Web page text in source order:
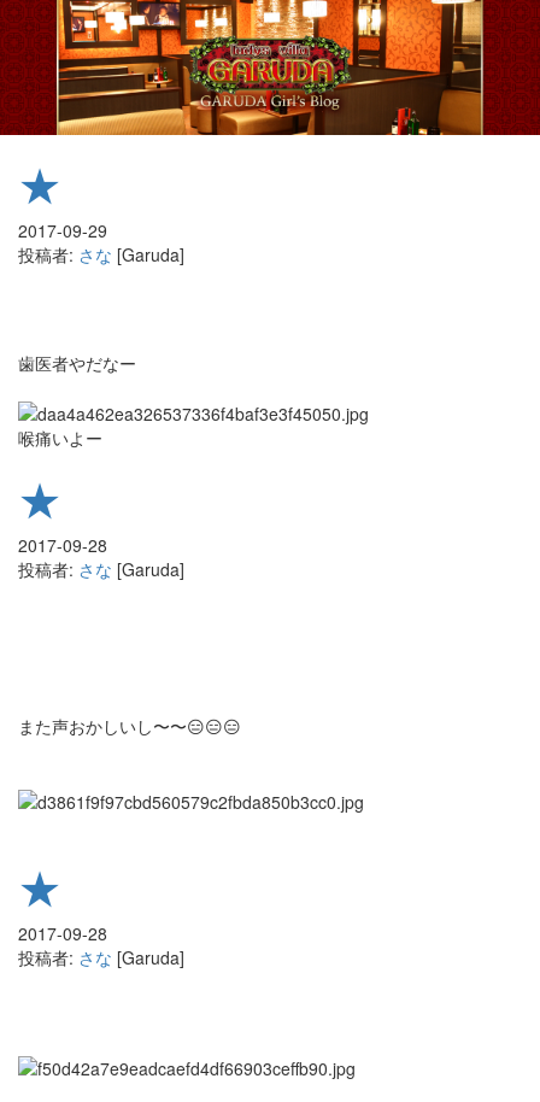
★
2017-09-29
投稿者: さな [Garuda]
歯医者やだなー
喉痛いよー
★
2017-09-28
投稿者: さな [Garuda]
また声おかしいし〜〜😑😑😑
★
2017-09-28
投稿者: さな [Garuda]